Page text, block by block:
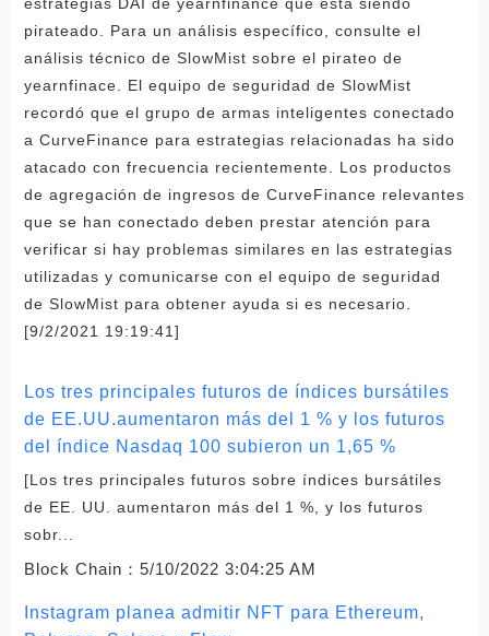
pirateado. Para un análisis específico, consulte el
análisis técnico de SlowMist sobre el pirateo de
yearnfinace. El equipo de seguridad de SlowMist
recordó que el grupo de armas inteligentes conectado
a CurveFinance para estrategias relacionadas ha sido
atacado con frecuencia recientemente. Los productos
de agregación de ingresos de CurveFinance relevantes
que se han conectado deben prestar atención para
verificar si hay problemas similares en las estrategias
utilizadas y comunicarse con el equipo de seguridad
de SlowMist para obtener ayuda si es necesario.
[9/2/2021 19:19:41]
Los tres principales futuros de índices bursátiles
de EE.UU.aumentaron más del 1 % y los futuros
del índice Nasdaq 100 subieron un 1,65 %
[Los tres principales futuros sobre índices bursátiles
de EE. UU. aumentaron más del 1 %, y los futuros
sobr...
Block Chain： 5/10/2022 3:04:25 AM
Instagram planea admitir NFT para Ethereum,